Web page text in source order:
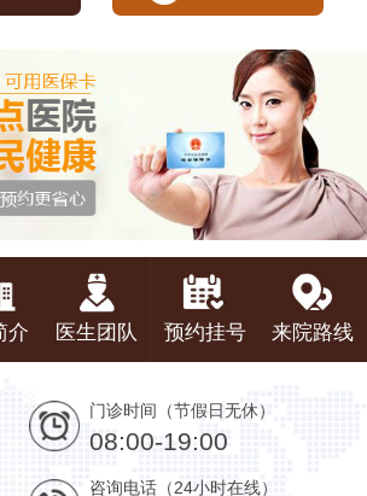
介 医生团队 预约挂号 来院路线
门诊时间（节假日无休）
08:00-19:00
咨询电话（24小时在线）